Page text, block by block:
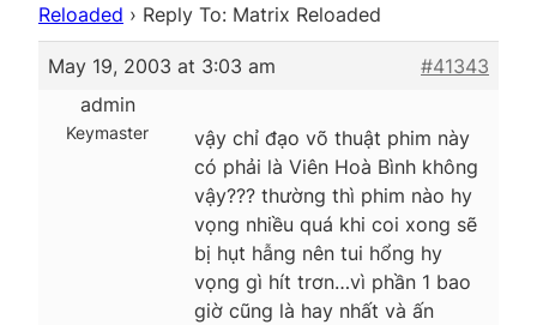
Reloaded › Reply To: Matrix Reloaded
May 19, 2003 at 3:03 am
#41343
admin
Keymaster
vậy chỉ đạo võ thuật phim này
có phải là Viên Hoà Bình không
vậy??? thường thì phim nào hy
vọng nhiều quá khi coi xong sẽ
bị hụt hẫng nên tui hổng hy
vọng gì hít trơn…vì phần 1 bao
giờ cũng là hay nhất và ấn